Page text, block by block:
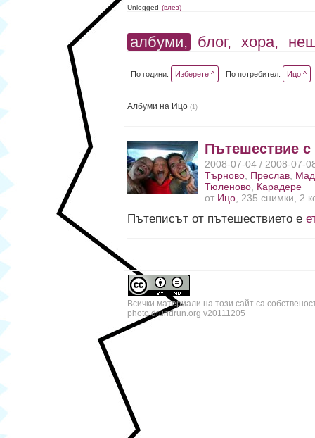
Unlogged (влез)
албуми, блог, хора,
По години: Изберете ^ По потребител: Ицо ^
Албуми на Ицо(1)
Пътешествие с
2008-07-04 / 2008-07-
Търново Преслав
Тюленово Карадере
от Ицо , 235 снимки, 2
Пътеписът от пътешествието е
Всички материали на този сайт са
photo.drundrun.org v20111205